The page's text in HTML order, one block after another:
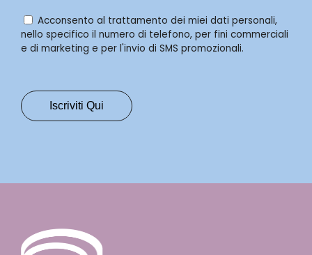
Acconsento al trattamento dei miei dati personali,
nello specifico il numero di telefono, per fini commerciali
e di marketing e per l'invio di SMS promozionali.